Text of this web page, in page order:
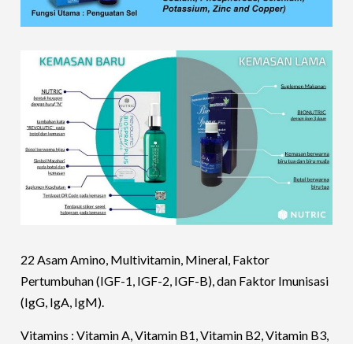
22 Asam Amino, Multivitamin, Mineral, Faktor
Pertumbuhan (IGF-1, IGF-2, IGF-B), dan Faktor Imunisasi
(IgG, IgA, IgM).
Vitamins : Vitamin A, Vitamin B1, Vitamin B2, Vitamin B3,